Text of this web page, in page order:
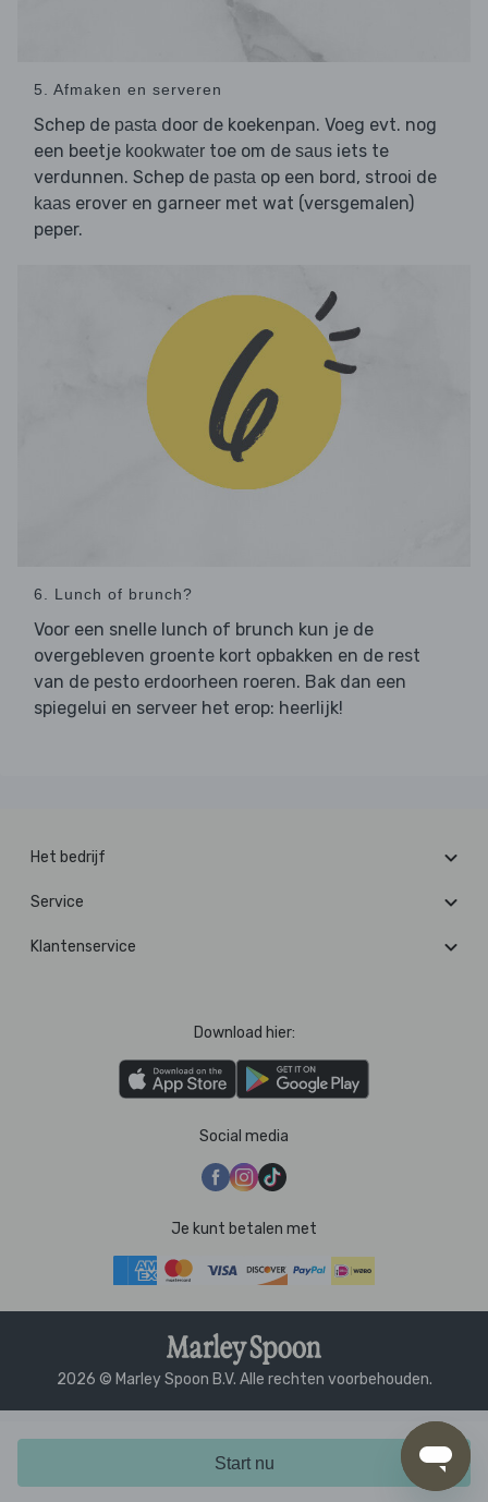
Start nu
5. Afmaken en serveren
Schep de pasta door de koekenpan. Voeg evt. nog
een beetje kookwater toe om de saus iets te
verdunnen. Schep de pasta op een bord, strooi de
kaas erover en garneer met wat (versgemalen)
peper.
6. Lunch of brunch?
Voor een snelle lunch of brunch kun je de
overgebleven groente kort opbakken en de rest
van de pesto erdoorheen roeren. Bak dan een
spiegelui en serveer het erop: heerlijk!
Het bedrijf
Service
Klantenservice
Download hier:
Social media
Je kunt betalen met
2026 © Marley Spoon B.V. Alle rechten voorbehouden.